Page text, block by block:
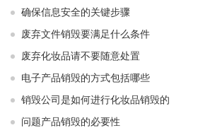
确保信息安全的关键步骤
废弃文件销毁要满足什么条件
废弃化妆品请不要随意处置
电子产品销毁的方式包括哪些
销毁公司是如何进行化妆品销毁的
问题产品销毁的必要性